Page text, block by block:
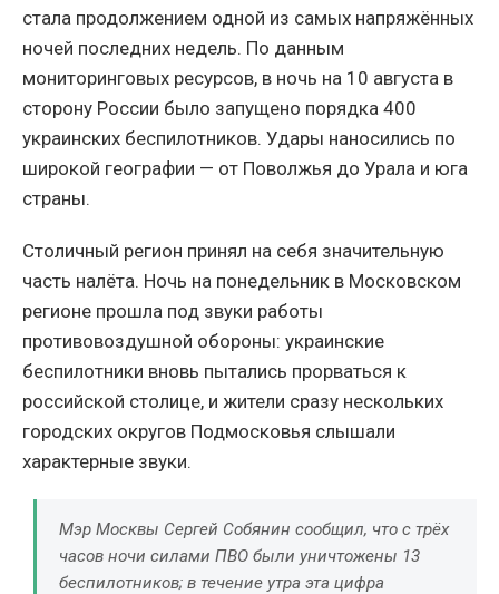
стала продолжением одной из самых напряжённых
ночей последних недель. По данным
мониторинговых ресурсов, в ночь на 10 августа в
сторону России было запущено порядка 400
украинских беспилотников. Удары наносились по
широкой географии — от Поволжья до Урала и юга
страны.
Столичный регион принял на себя значительную
часть налёта. Ночь на понедельник в Московском
регионе прошла под звуки работы
противовоздушной обороны: украинские
беспилотники вновь пытались прорваться к
российской столице, и жители сразу нескольких
городских округов Подмосковья слышали
характерные звуки.
Мэр Москвы Сергей Собянин сообщил, что с трёх
часов ночи силами ПВО были уничтожены 13
беспилотников; в течение утра эта цифра